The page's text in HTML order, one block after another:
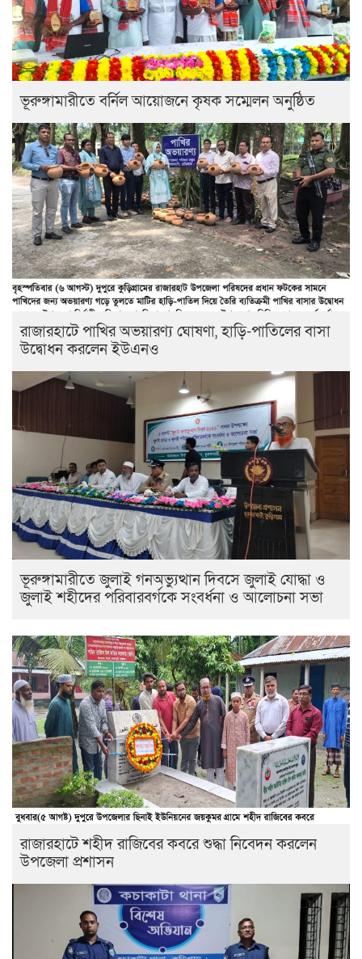
ভূরুঙ্গামারীতে বর্নিল আয়োজনে কৃষক সম্মেলন অনুষ্ঠিত
রাজারহাটে পাখির অভয়ারণ্য ঘোষণা, হাড়ি-পাতিলের বাসা
উদ্বোধন করলেন ইউএনও
ভূরুঙ্গামারীতে জুলাই গনঅভ্যুত্থান দিবসে জুলাই যোদ্ধা ও
জুলাই শহীদের পরিবারবর্গকে সংবর্ধনা ও আলোচনা সভা
রাজারহাটে শহীদ রাজিবের কবরে শুদ্ধা নিবেদন করলেন
উপজেলা প্রশাসন